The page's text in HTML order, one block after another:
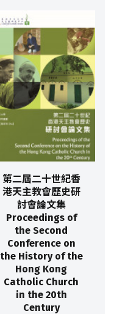
第二屆二十世紀香
港天主教會歷史研
討會論文集
Proceedings of
the Second
Conference on
the History of the
Hong Kong
Catholic Church
in the 20th
Century